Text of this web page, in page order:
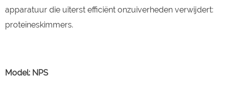
apparatuur die uiterst efficiënt onzuiverheden verwijdert:
proteïneskimmers.
Model: NPS